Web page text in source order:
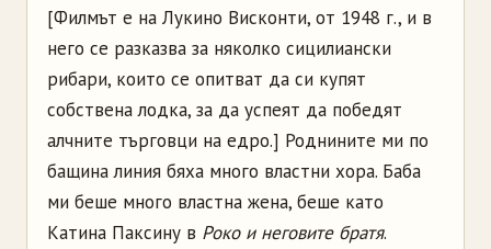
[Филмът е на Лукино Висконти, от 1948 г., и в
него се разказва за няколко сицилиански
рибари, които се опитват да си купят
собствена лодка, за да успеят да победят
алчните търговци на едро.] Роднините ми по
бащина линия бяха много властни хора. Баба
ми беше много властна жена, беше като
Катина Паксину в Роко и неговите братя.